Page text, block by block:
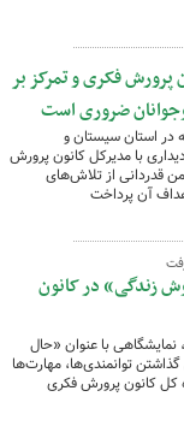
فکری و تمرکز بر
ضروری است
در استان سیستان و
۱۶ مهر در دیداری با مدیرکل کانون پرورش
قدردانی از تلاش‌های
آن پرداخت
زندگی» در کانون
با عنوان «حال
توانمندی‌ها، مهارت‌ها
کل کانون پرورش فکری